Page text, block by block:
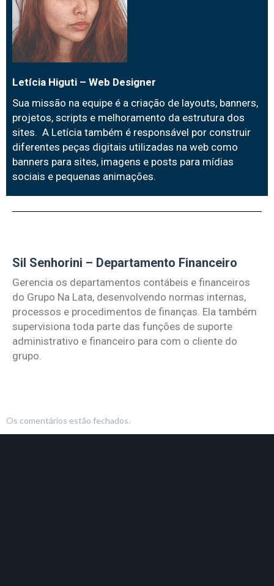
Letícia Higuti – Web Designer
Sua missão na equipe é a criação de layouts, banners,
projetos, scripts e melhoramento da estrutura dos
sites. A Letícia também é responsável por construir
diferentes peças digitais utilizadas na web como
banners para sites, imagens e posts para mídias
sociais e pequenas animações.
Sil Senhorini – Departamento Financeiro
Gerencia os departamentos contábeis e financeiros
do Grupo Na Lata, desenvolvendo normas internas,
processos e procedimentos de finanças. Ela também
supervisiona toda parte das funções de suporte
administrativo e financeiro para com o cliente do
grupo.
Os comentários estão fechados.